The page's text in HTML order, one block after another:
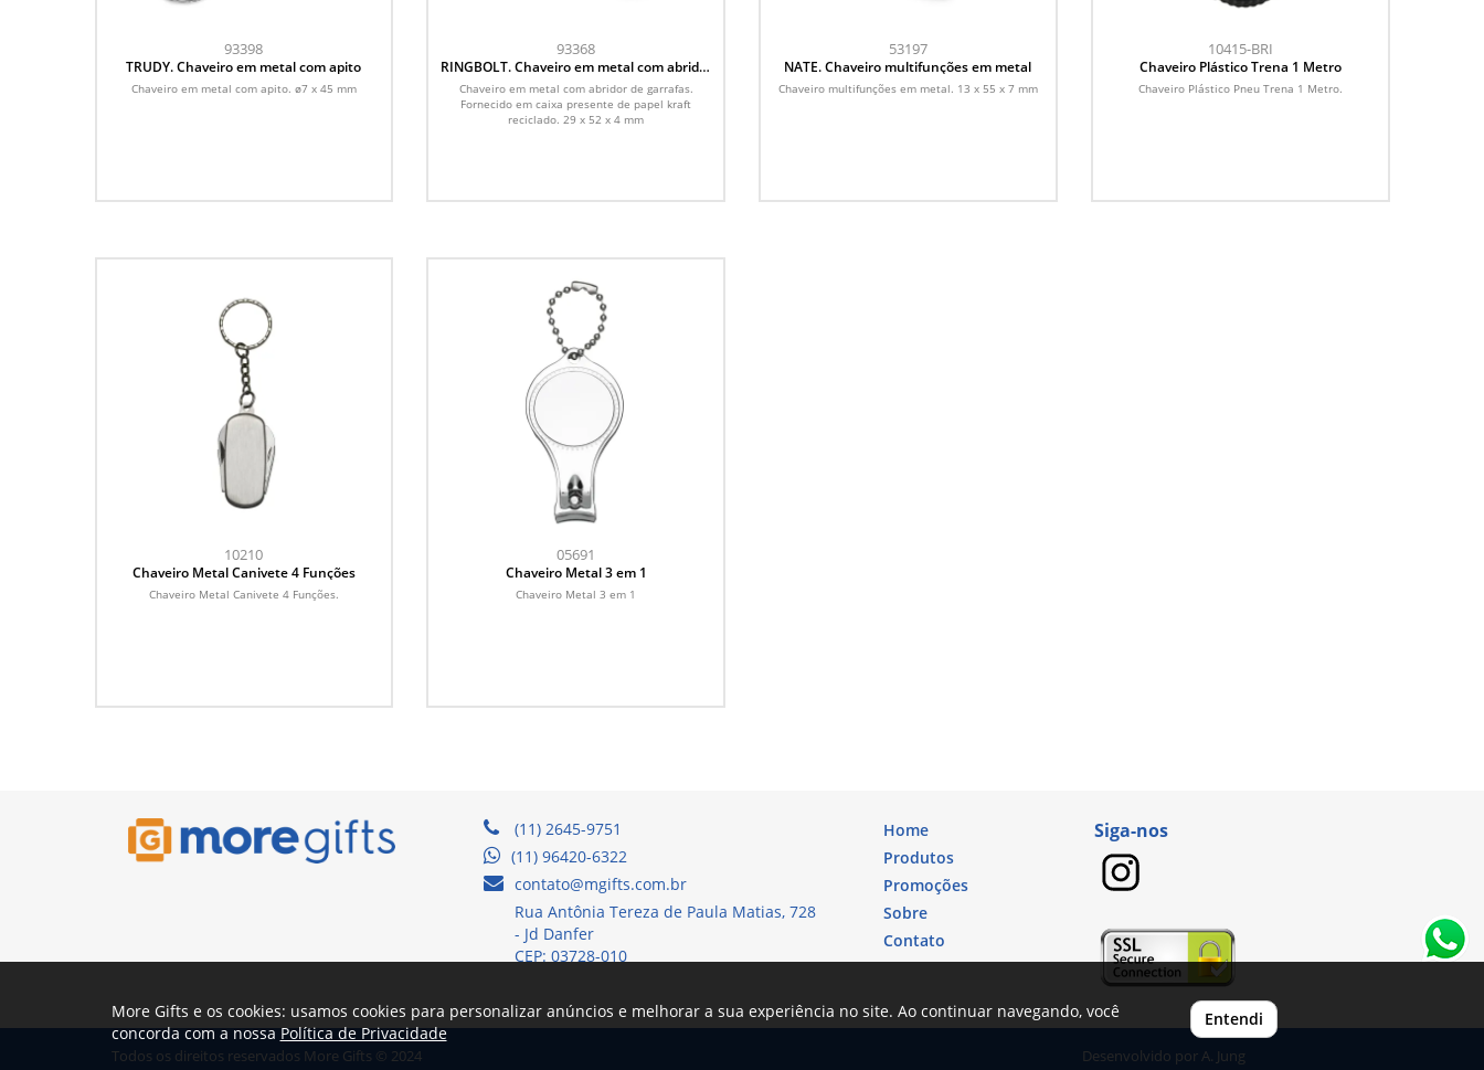
93398
TRUDY. Chaveiro em metal com apito
Chaveiro em metal com apito. ø7 x 45 mm
93368
RINGBOLT. Chaveiro em metal com abridor
de garrafas
Chaveiro em metal com abridor de garrafas.
Fornecido em caixa presente de papel kraft
reciclado. 29 x 52 x 4 mm
53197
NATE. Chaveiro multifunções em metal
Chaveiro multifunções em metal. 13 x 55 x 7 mm
10415-BRI
Chaveiro Plástico Trena 1 Metro
Chaveiro Plástico Pneu Trena 1 Metro.
10210
Chaveiro Metal Canivete 4 Funções
Chaveiro Metal Canivete 4 Funções.
05691
Chaveiro Metal 3 em 1
Chaveiro Metal 3 em 1
(11) 2645-9751
(11) 96420-6322
contato@mgifts.com.br
Rua Antônia Tereza de Paula Matias, 728
- Jd Danfer
CEP: 03728-010
Home
Produtos
Promoções
Sobre
Contato
Siga-nos
Todos os direitos reservados More Gifts © 2024 Desenvolvido porA. Jung
More Gifts e os cookies: usamos cookies para personalizar anúncios e melhorar a sua experiência no site. Ao continuar navegando, você
concorda com a nossaPolítica de Privacidade
Entendi